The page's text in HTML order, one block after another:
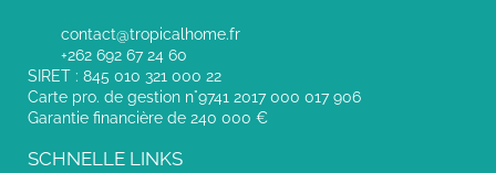
contact@tropicalhome.fr
+262 692 67 24 60
SIRET : 845 010 321 000 22
Carte pro. de gestion n°9741 2017 000 017 906
Garantie financière de 240 000 €
SCHNELLE LINKS